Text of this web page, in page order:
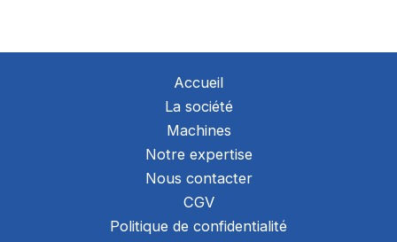
Accueil
La société
Machines
Notre expertise
Nous contacter
CGV
Politique de confidentialité